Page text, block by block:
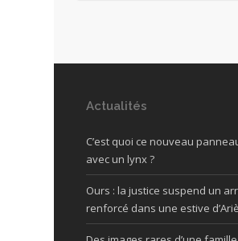
Actualités
C’est quoi ce nouveau
avec un lynx ?
Ours : la justice suspend un
renforcé dans une estive